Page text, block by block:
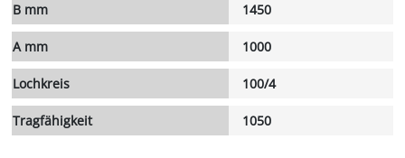
B mm 1450
A mm 1000
Lochkreis 100/4
Tragfähigkeit 1050